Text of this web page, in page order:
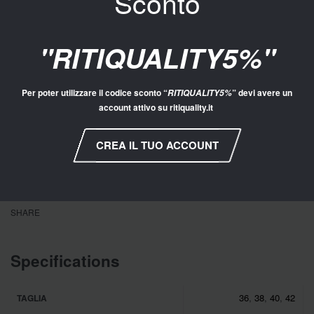
20106675
Abbigliamento, Abbigliamento Donna,Cappotti
SHARE
Specifications
TAGLIA 36, 38, 40, 42
"RITIQUALITY5%"
Per poter utilizzare il codice sconto “RITIQUALITY5%” devi avere un
account attivo su ritiquality.it
CREA IL TUO ACCOUNT